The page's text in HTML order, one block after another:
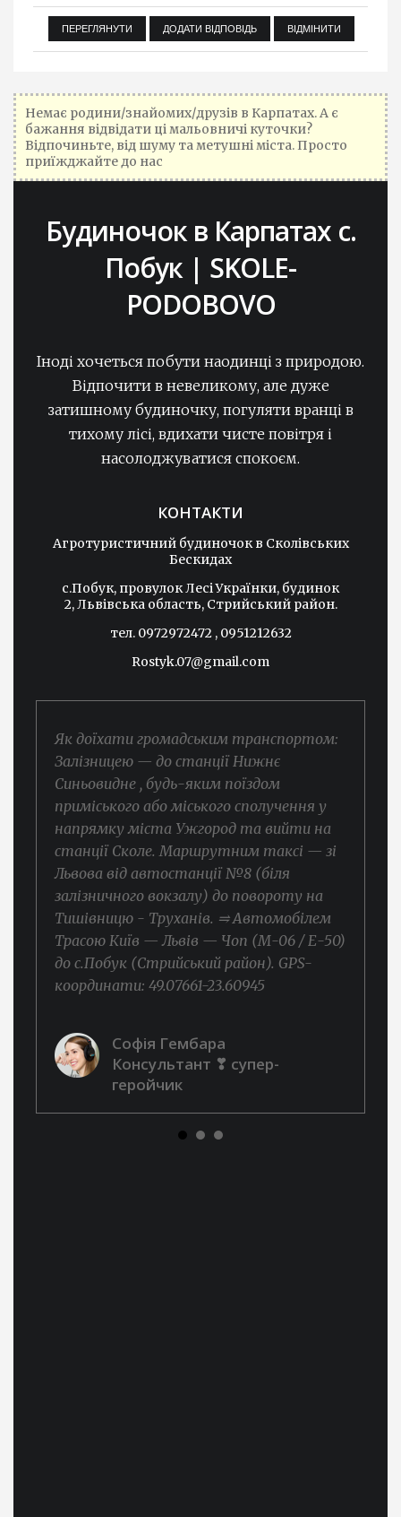
Немає родини/знайомих/друзів в Карпатах. А є
бажання відвідати ці мальовничі куточки?
Відпочиньте, від шуму та метушні міста. Просто
приїжджайте до нас
Будиночок в Карпатах с.
Побук | SKOLE-
PODOBOVO
Іноді хочеться побути наодинці з природою.
Відпочити в невеликому, але дуже
затишному будиночку, погуляти вранці в
тихому лісі, вдихати чисте повітря і
насолоджуватися спокоєм.
КОНТАКТИ
Агротуристичний будиночок в Сколівських
Бескидах
c.Побук, провулок Лесі Українки, будинок
2, Львівська область, Стрийський район.
тел. 0972972472 , 0951212632
Rostyk.07@gmail.com
Як доїхати громадським транспортом:
Залізницею — до станції Нижнє
Синьовидне , будь-яким поїздом
приміського або міського сполучення у
напрямку міста Ужгород та вийти на
станції Сколе. Маршрутним таксі — зі
Львова від автостанції №8 (біля
залізничного вокзалу) до повороту на
Тишівницю - Труханів. ⥤ Автомобілем
Трасою Київ — Львів — Чоп (М-06 / Е-50)
до с.Побук (Стрийський район). GPS-
координати: 49.07661-23.60945
Софія Гембара
Консультант ❣ супер-
геройчик